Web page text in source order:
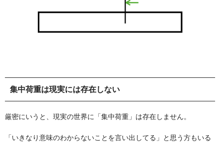
集中荷重は現実には存在しない
厳密にいうと、 現実の世界に「集中荷重」は存在しません。
「いきなり意味のわからないことを言い出してる」と思う方もいる